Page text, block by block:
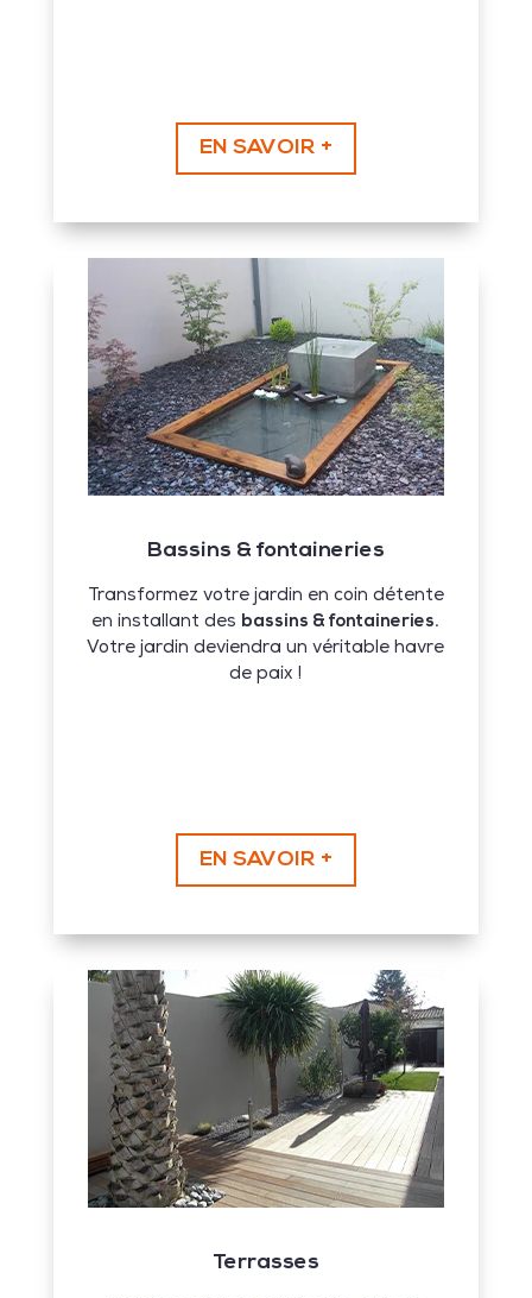
EN SAVOIR +
Bassins & fontaineries
Transformez votre jardin en coin détente
en installant des bassins & fontaineries.
Votre jardin deviendra un véritable havre
de paix !
EN SAVOIR +
Terrasses